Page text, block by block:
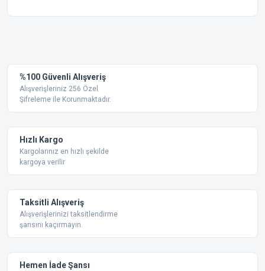
Ürün resmi kalitesiz, bozuk veya görüntülenemiyor.
Ürün açıklamasında eksik bilgiler bulunuyor.
Bu ürüne benzer farklı alternatifler olmalı.
%100 Güvenli Alışveriş
Alışverişleriniz 256 Özel
Şifreleme ile Korunmaktadır.
Hızlı Kargo
Kargolarınız en hızlı şekilde
kargoya verilir
Taksitli Alışveriş
Alışverişlerinizi taksitlendirme
şansını kaçırmayın.
Hemen İade Şansı